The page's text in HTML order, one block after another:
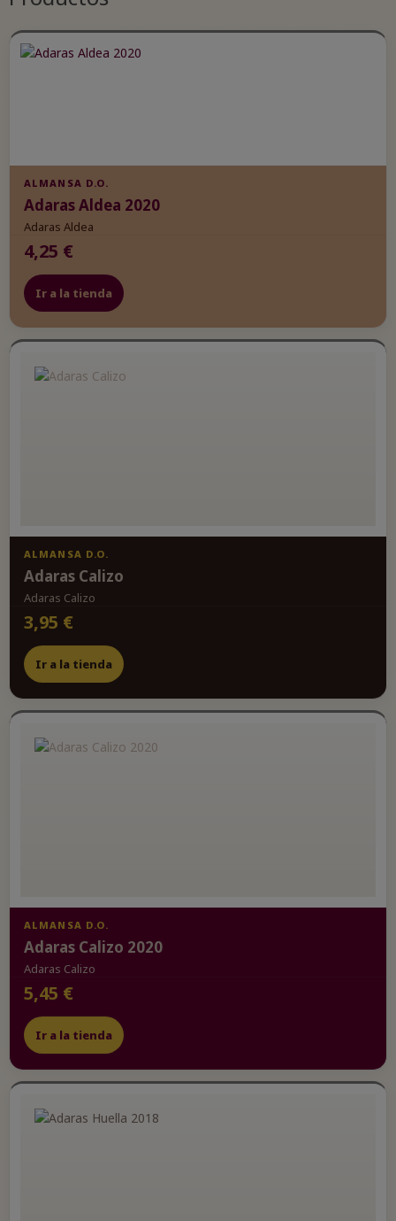
ALMANSA D.O.
Adaras Aldea 2020
Adaras Aldea
4,25 €
Ir a la tienda
ALMANSA D.O.
Adaras Calizo
Adaras Calizo
3,95 €
Ir a la tienda
ALMANSA D.O.
Adaras Calizo 2020
Adaras Calizo
5,45 €
Ir a la tienda